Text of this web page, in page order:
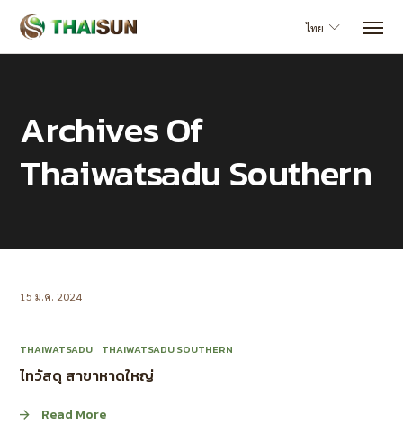
ไทย
Archives Of
Thaiwatsadu Southern
15 ม.ค. 2024
THAIWATSADU THAIWATSADU SOUTHERN
ไทวัสดุ สาขาหาดใหญ่
Read More